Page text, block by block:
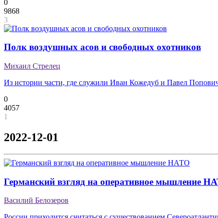
0
9868
3
Полк воздушных асов и свободных охотников
Михаил Стрелец
Из истории части, где служили Иван Кожедуб и Павел
0
4057
1
2022-12-01
Германский взгляд на оперативное мышление
Василий Белозеров